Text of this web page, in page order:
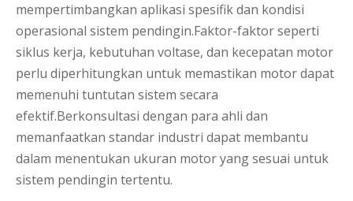
mempertimbangkan aplikasi spesifik dan kondisi
operasional sistem pendingin.Faktor-faktor seperti
siklus kerja, kebutuhan voltase, dan kecepatan motor
perlu diperhitungkan untuk memastikan motor dapat
memenuhi tuntutan sistem secara
efektif.Berkonsultasi dengan para ahli dan
memanfaatkan standar industri dapat membantu
dalam menentukan ukuran motor yang sesuai untuk
sistem pendingin tertentu.